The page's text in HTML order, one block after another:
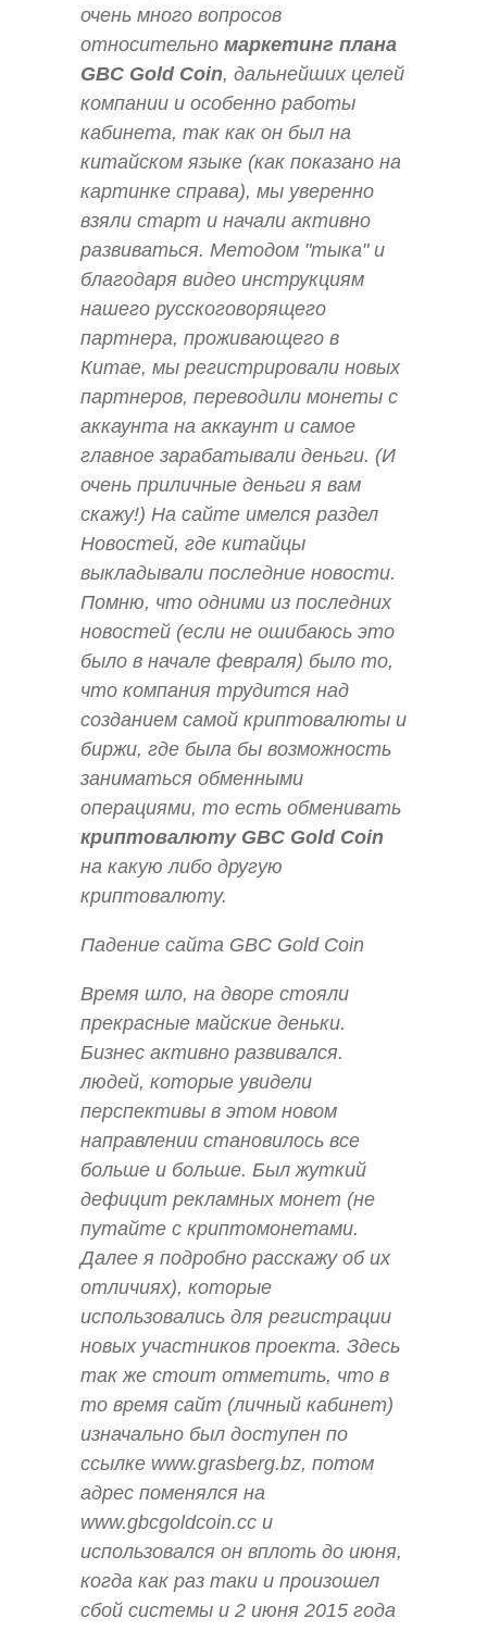
очень много вопросов
относительно маркетинг плана
GBC Gold Coin, дальнейших целей
компании и особенно работы
кабинета, так как он был на
китайском языке (как показано на
картинке справа), мы уверенно
взяли старт и начали активно
развиваться. Методом "тыка" и
благодаря видео инструкциям
нашего русскоговорящего
партнера, проживающего в
Китае, мы регистрировали новых
партнеров, переводили монеты с
аккаунта на аккаунт и самое
главное зарабатывали деньги. (И
очень приличные деньги я вам
скажу!) На сайте имелся раздел
Новостей, где китайцы
выкладывали последние новости.
Помню, что одними из последних
новостей (если не ошибаюсь это
было в начале февраля) было то,
что компания трудится над
созданием самой криптовалюты и
биржи, где была бы возможность
заниматься обменными
операциями, то есть обменивать
криптовалюту GBC Gold Coin
на какую либо другую
криптовалюту.
Падение сайта GBC Gold Coin
Время шло, на дворе стояли
прекрасные майские деньки.
Бизнес активно развивался.
людей, которые увидели
перспективы в этом новом
направлении становилось все
больше и больше. Был жуткий
дефицит рекламных монет (не
путайте с криптомонетами.
Далее я подробно расскажу об их
отличиях), которые
использовались для регистрации
новых участников проекта. Здесь
так же стоит отметить, что в
то время сайт (личный кабинет)
изначально был доступен по
ссылке www.grasberg.bz, потом
адрес поменялся на
www.gbcgoldcoin.cc и
использовался он вплоть до июня,
когда как раз таки и произошел
сбой системы и 2 июня 2015 года